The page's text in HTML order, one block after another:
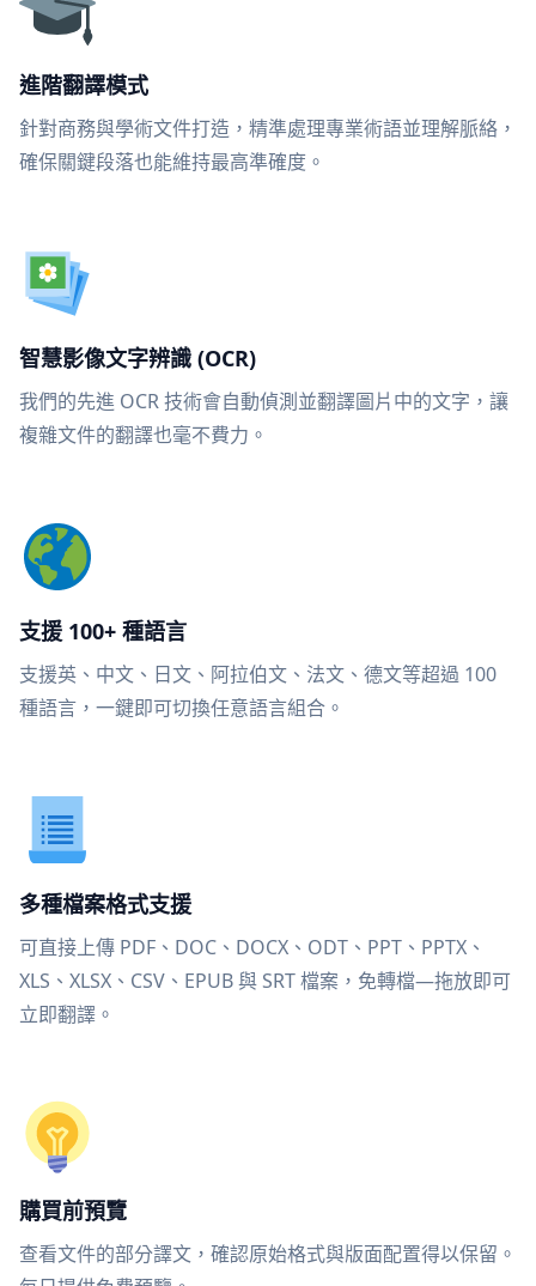
進階翻譯模式
針對商務與學術文件打造，精準處理專業術語並理解脈絡，
確保關鍵段落也能維持最高準確度。
智慧影像文字辨識 (OCR)
我們的先進 OCR 技術會自動偵測並翻譯圖片中的文字，讓
複雜文件的翻譯也毫不費力。
支援 100+ 種語言
支援英、中文、日文、阿拉伯文、法文、德文等超過 100
種語言，一鍵即可切換任意語言組合。
多種檔案格式支援
可直接上傳 PDF、DOC、DOCX、ODT、PPT、PPTX、
XLS、XLSX、CSV、EPUB 與 SRT 檔案，免轉檔—拖放即可
立即翻譯。
購買前預覽
查看文件的部分譯文，確認原始格式與版面配置得以保留。